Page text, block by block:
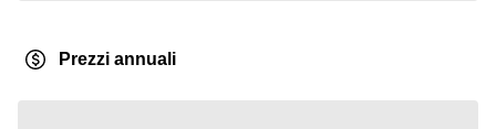
Prezzi annuali